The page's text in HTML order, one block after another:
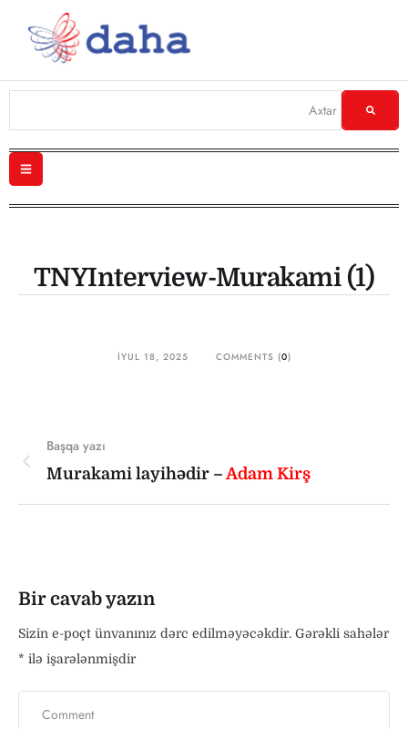
TNYInterview-Murakami (1)
İYUL 18, 2025 COMMENTS (0)
Başqa yazı
Murakami layihədir –Adam Kirş
Bir cavab yazın
Sizin e-poçt ünvanınız dərc edilməyəcəkdir. Gərəkli sahələr
* ilə işarələnmişdir